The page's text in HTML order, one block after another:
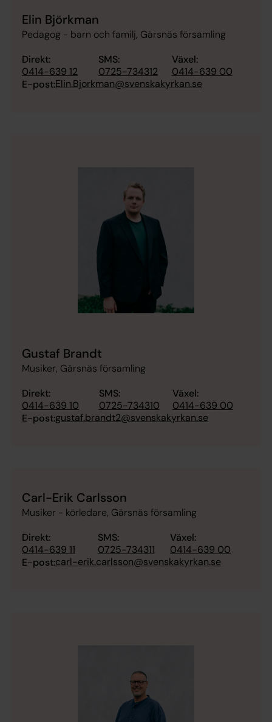
Elin Björkman
Pedagog - barn och familj, Gärsnäs församling
Direkt:
0414-639 12
SMS:
0725-734312
Växel:
0414-639 00
E-post:Elin.Bjorkman@svenskakyrkan.se
Gustaf Brandt
Musiker, Gärsnäs församling
Direkt:
0414-639 10
SMS:
0725-734310
Växel:
0414-639 00
E-post:gustaf.brandt2@svenskakyrkan.se
Carl-Erik Carlsson
Musiker - körledare, Gärsnäs församling
Direkt:
0414-639 11
SMS:
0725-734311
Växel:
0414-639 00
E-post:carl-erik.carlsson@svenskakyrkan.se